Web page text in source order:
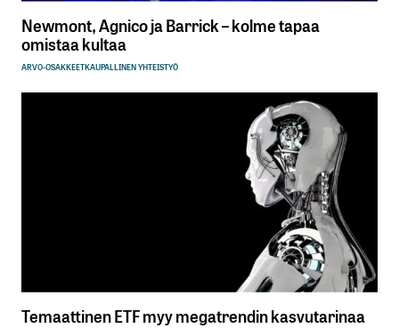
Newmont, Agnico ja Barrick – kolme tapaa
omistaa kultaa
ARVO-OSAKKEETKAUPALLINEN YHTEISTYÖ
Temaattinen ETF myy megatrendin kasvutarinaa